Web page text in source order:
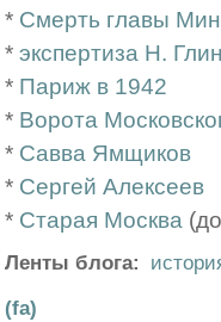
* Смерть главы
* экспертиза Н.
* Париж в 1942
* Ворота
* Савва Ямщиков
* Сергей Алексеев
* Старая Москва
Ленты блога:
(fa)